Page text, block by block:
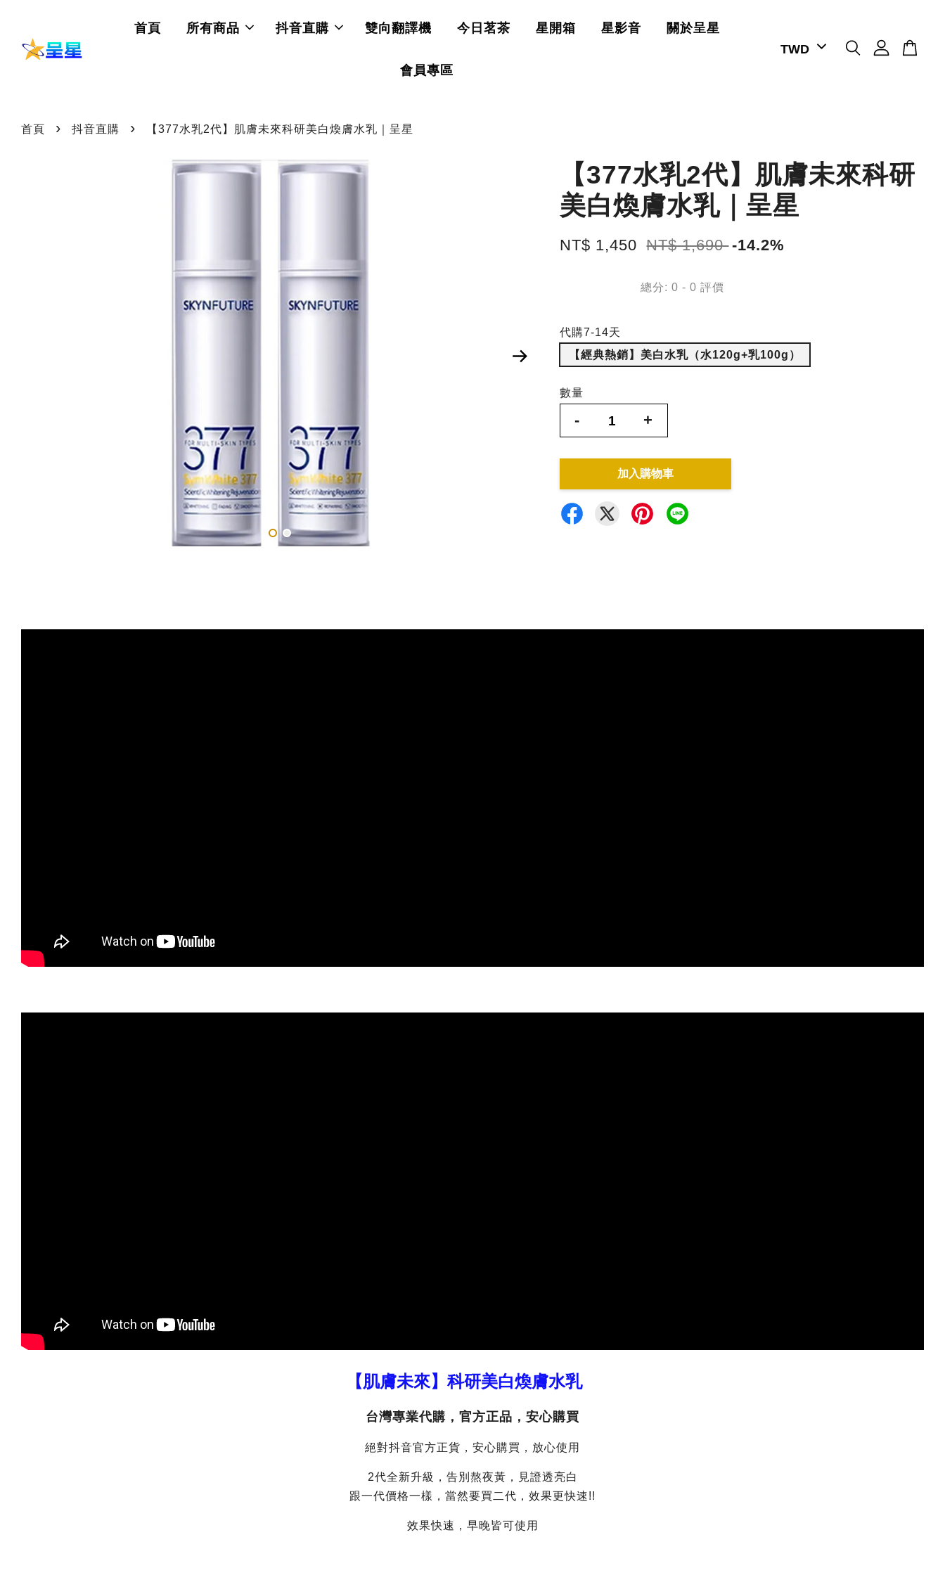
首頁 所有商品 抖音直購 雙向翻譯機 今日茗茶 星開箱 星影音 關於呈星
會員專區
首頁 › 抖音直購 › 【377水乳2代】肌膚未來科研美白煥膚水乳｜呈星
【377水乳2代】肌膚未來科研
美白煥膚水乳｜呈星
NT$ 1,450 NT$ 1,690 -14.2%
總分:0 -0 評價
代購7-14天
【經典熱銷】美白水乳（水120g+乳100g）
數量
- +
加入購物車
【肌膚未來】科研美白煥膚水乳
台灣專業代購，官方正品，安心購買
絕對抖音官方正貨，安心購買，放心使用
2代全新升級，告別熬夜黃，見證透亮白
跟一代價格一樣，當然要買二代，效果更快速!!
效果快速，早晚皆可使用